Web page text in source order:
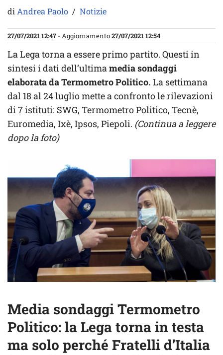
diAndrea Paolo Notizie
27/07/2021 12:47 - Aggiornamento27/07/2021 12:54
La Lega torna a essere primo partito. Questi in
sintesi i dati dell’ultimamedia sondaggi
elaborata da Termometro Politico. La settimana
dal 18 al 24 luglio mette a confronto le rilevazioni
di 7 istituti: SWG, Termometro Politico, Tecnè,
Euromedia, Ixè, Ipsos, Piepoli. (Continua a leggere
dopo la foto)
Media sondaggi Termometro
Politico: la Lega torna in testa
ma solo perché Fratelli d’Italia